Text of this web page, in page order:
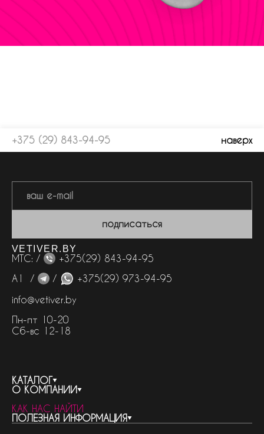
+375 (29) 843-94-95 наверх
подписаться
VETIVER.BY
МТС: /
+375(29) 843-94-95
А1 /
/
+375(29) 973-94-95
info@vetiver.by
Пн-пт 10-20
Сб-вс 12-18
КАТАЛОГ
весь каталог
бренды
женская парфюмерия
О КОМПАНИИ
контакты
о компании
КАК НАС НАЙТИ
ПОЛЕЗНАЯ ИНФОРМАЦИЯ